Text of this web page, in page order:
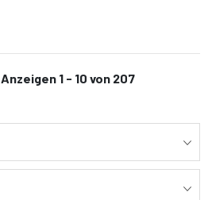
Anzeigen 1 - 10 von 207